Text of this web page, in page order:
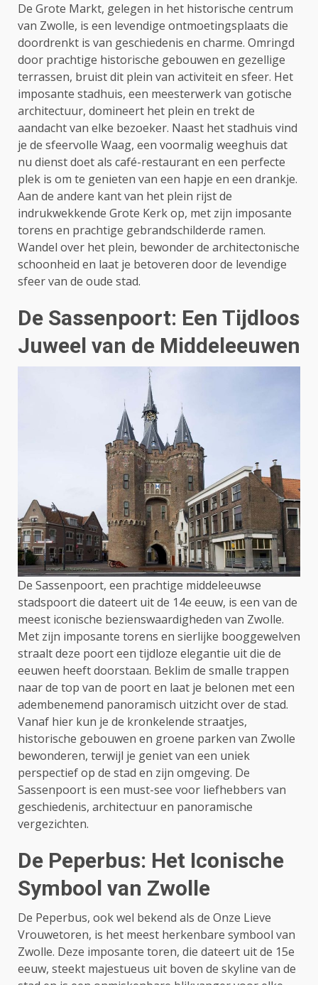
De Grote Markt, gelegen in het historische centrum
van Zwolle, is een levendige ontmoetingsplaats die
doordrenkt is van geschiedenis en charme. Omringd
door prachtige historische gebouwen en gezellige
terrassen, bruist dit plein van activiteit en sfeer. Het
imposante stadhuis, een meesterwerk van gotische
architectuur, domineert het plein en trekt de
aandacht van elke bezoeker. Naast het stadhuis vind
je de sfeervolle Waag, een voormalig weeghuis dat
nu dienst doet als café-restaurant en een perfecte
plek is om te genieten van een hapje en een drankje.
Aan de andere kant van het plein rijst de
indrukwekkende Grote Kerk op, met zijn imposante
torens en prachtige gebrandschilderde ramen.
Wandel over het plein, bewonder de architectonische
schoonheid en laat je betoveren door de levendige
sfeer van de oude stad.
De Sassenpoort: Een Tijdloos
Juweel van de Middeleeuwen
De Sassenpoort, een prachtige middeleeuwse
stadspoort die dateert uit de 14e eeuw, is een van de
meest iconische bezienswaardigheden van Zwolle.
Met zijn imposante torens en sierlijke booggewelven
straalt deze poort een tijdloze elegantie uit die de
eeuwen heeft doorstaan. Beklim de smalle trappen
naar de top van de poort en laat je belonen met een
adembenemend panoramisch uitzicht over de stad.
Vanaf hier kun je de kronkelende straatjes,
historische gebouwen en groene parken van Zwolle
bewonderen, terwijl je geniet van een uniek
perspectief op de stad en zijn omgeving. De
Sassenpoort is een must-see voor liefhebbers van
geschiedenis, architectuur en panoramische
vergezichten.
De Peperbus: Het Iconische
Symbool van Zwolle
De Peperbus, ook wel bekend als de Onze Lieve
Vrouwetoren, is het meest herkenbare symbool van
Zwolle. Deze imposante toren, die dateert uit de 15e
eeuw, steekt majestueus uit boven de skyline van de